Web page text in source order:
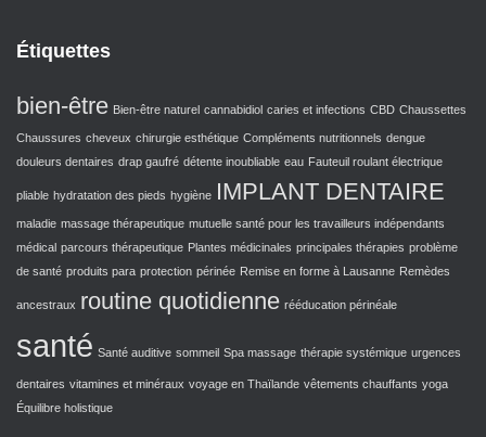
Étiquettes
bien-être Bien-être naturel cannabidiol caries et infections CBD Chaussettes
Chaussures cheveux chirurgie esthétique Compléments nutritionnels dengue
douleurs dentaires drap gaufré détente inoubliable eau Fauteuil roulant électrique
pliable hydratation des pieds hygiène IMPLANT DENTAIRE
maladie massage thérapeutique mutuelle santé pour les travailleurs indépendants
médical parcours thérapeutique Plantes médicinales principales thérapies problème
de santé produits para protection périnée Remise en forme à Lausanne Remèdes
ancestraux routine quotidienne rééducation périnéale
santé Santé auditive sommeil Spa massage thérapie systémique urgences
dentaires vitamines et minéraux voyage en Thaïlande vêtements chauffants yoga
Équilibre holistique